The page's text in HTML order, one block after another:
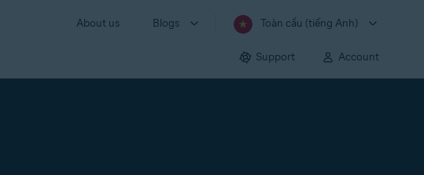
About us Blogs Toàn cầu (tiếng Anh)
Support Account